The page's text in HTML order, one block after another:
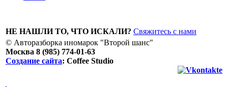
НЕ НАШЛИ ТО, ЧТО ИСКАЛИ? Свяжитесь с нами
© Авторазборка иномарок "Второй шанс"
Москва 8 (985) 774-01-63
Создание сайта: Coffee Studio